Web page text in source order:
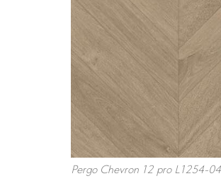
Pergo Chevron 12 pro L1254-